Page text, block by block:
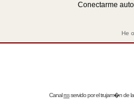
Conectarme
He
Canalrssservido por eltrujam�nde